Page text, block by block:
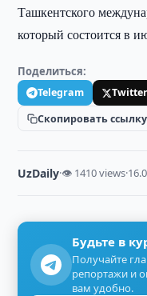
Ташкентского
который состоится в
Поделиться:
Telegram
Скопировать ссылку
UzDaily·👁 1410 views·
Будьте в
Получайте
репортажи и
вам удобно.